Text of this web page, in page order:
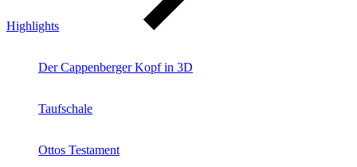
Highlights
Der Cappenberger Kopf in 3D
Taufschale
Ottos Testament